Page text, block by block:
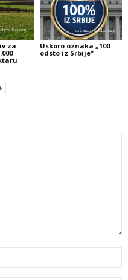
za
Uskoro oznaka „100
odsto iz Srbije“